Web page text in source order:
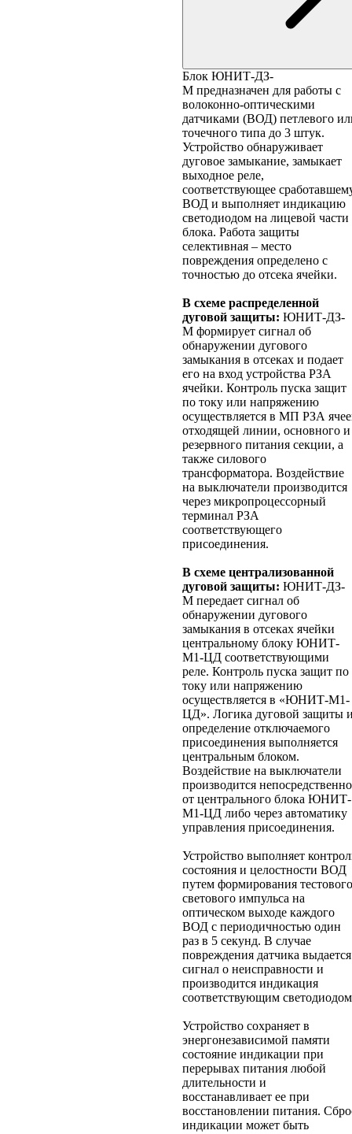
Блок ЮНИТ-ДЗ-
М предназначен для работы с
волоконно-оптическими
датчиками (ВОД) петлевого
точечного типа до 3 штук.
Устройство обнаруживает
дуговое замыкание, замыкает
выходное реле,
соответствующее
ВОД и выполняет индикацию
светодиодом на лицевой части
блока. Работа защиты
селективная – место
повреждения определено с
точностью до отсека ячейки.
В схеме распределенной
дуговой защиты: ЮНИТ-ДЗ-
М формирует сигнал об
обнаружении дугового
замыкания в отсеках и подает
его на вход устройства РЗА
ячейки. Контроль пуска защит
по току или напряжению
осуществляется в МП РЗА
отходящей линии, основного и
резервного питания секции, а
также силового
трансформатора. Воздействие
на выключатели производится
через микропроцессорный
терминал РЗА
соответствующего
присоединения.
В схеме централизованной
дуговой защиты: ЮНИТ-ДЗ-
М передает сигнал об
обнаружении дугового
замыкания в отсеках ячейки
центральному блоку ЮНИТ-
М1-ЦД соответствующими
реле. Контроль пуска защит по
току или напряжению
осуществляется в «ЮНИТ-М1-
ЦД». Логика дуговой защиты
определение отключаемого
присоединения выполняется
центральным блоком.
Воздействие на выключатели
производится непосредственно
от центрального блока ЮНИТ-
М1-ЦД либо через автоматику
управления присоединения.
Устройство выполняет
состояния и целостности ВОД
путем формирования тестового
светового импульса на
оптическом выходе каждого
ВОД с периодичностью один
раз в 5 секунд. В случае
повреждения датчика выдается
сигнал о неисправности и
производится индикация
соответствующим
Устройство сохраняет в
энергонезависимой памяти
состояние индикации при
перерывах питания любой
длительности и
восстанавливает ее при
восстановлении питания.
индикации может быть